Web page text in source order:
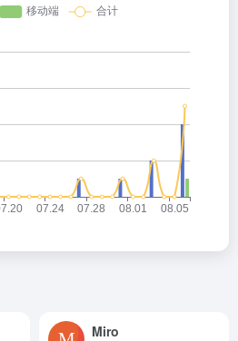
Miro